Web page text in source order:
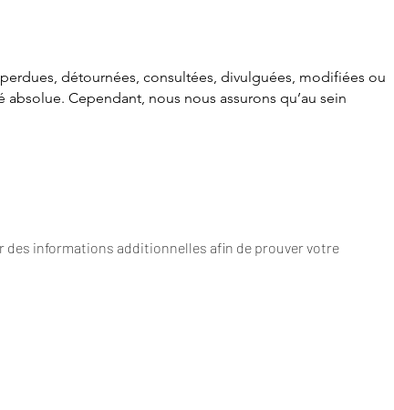
détournées, consultées, divulguées, modifiées ou
Cependant, nous nous assurons qu’au sein
des informations additionnelles afin de prouver votre